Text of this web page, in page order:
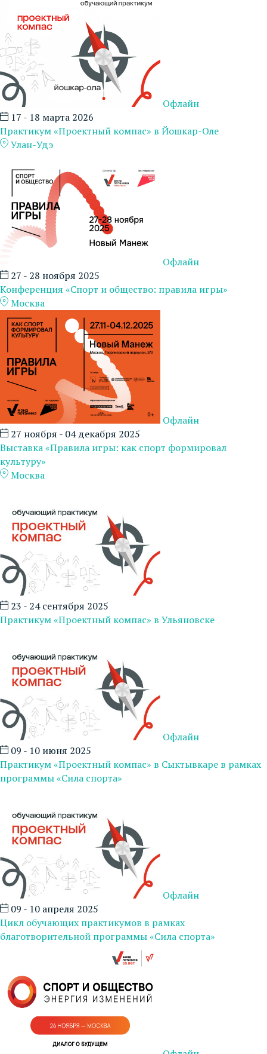
Офлайн
17 - 18 марта 2026
Практикум «Проектный компас» в Йошкар-Оле
Улан-Удэ
Офлайн
27 - 28 ноября 2025
Конференция «Спорт и общество: правила игры»
Москва
Офлайн
27 ноября - 04 декабря 2025
Выставка «Правила игры: как спорт формировал
культуру»
Москва
23 - 24 сентября 2025
Практикум «Проектный компас» в Ульяновске
Офлайн
09 - 10 июня 2025
Практикум «Проектный компас» в Сыктывкаре в рамках
программы «Сила спорта»
Офлайн
09 - 10 апреля 2025
Цикл обучающих практикумов в рамках
благотворительной программы «Сила спорта»